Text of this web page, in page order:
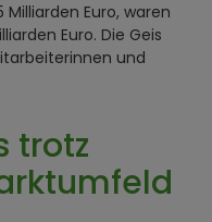
Euro, waren
Euro. Die Geis
und
trotz